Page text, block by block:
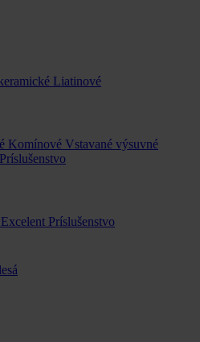
Liatinové
Komínové Vstavané výsuvné
Príslušenstvo
Excelent Príslušenstvo